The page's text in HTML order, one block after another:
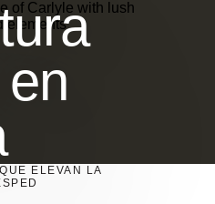
ELEVAN LA